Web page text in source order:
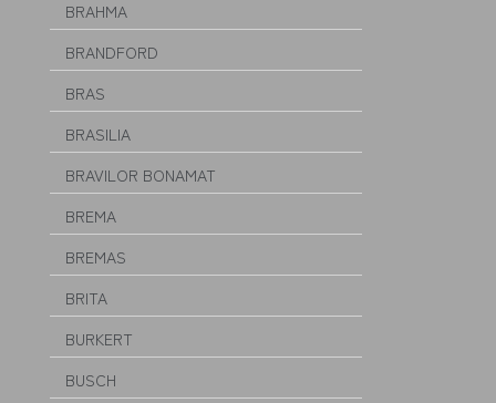
BRAHMA
BRANDFORD
BRAS
BRASILIA
BRAVILOR BONAMAT
BREMA
BREMAS
BRITA
BURKERT
BUSCH